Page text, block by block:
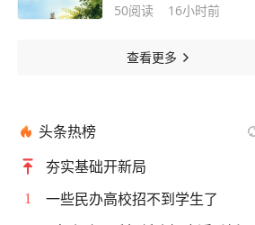
50阅读 16小时前
查看更多
头条热榜
夯实基础开新局
1 一些民办高校招不到学生了